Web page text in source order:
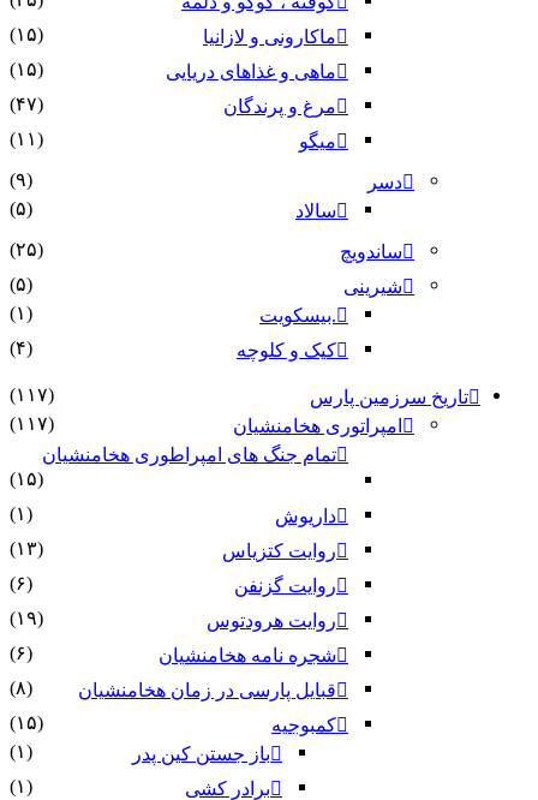
ماکارونی و لازانیا
(۱۵)
ماهی و غذاهای دریایی
(۱۵)
مرغ و پرندگان
(۴۷)
میگو
(۱۱)
دسر
(۹)
سالاد
(۵)
ساندویچ
(۲۵)
شیرینی
(۵)
.بیسکویت
(۱)
کیک و کلوچه
(۴)
تاریخ سرزمین پارس
(۱۱۷)
امپراتوری هخامنشیان
(۱۱۷)
تمام جنگ های امپراطوری هخامنشیان
(۱۵)
داریوش
(۱)
روایت کتزیاس
(۱۳)
روایت گزنفن
(۶)
روایت هرودتوس
(۱۹)
شجره نامه هخامنشیان
(۶)
قبایل پارسی در زمان هخامنشیان
(۸)
کمبوجیه
(۱۵)
باز جستن کین پدر
(۱)
برادر کشی
(۱)